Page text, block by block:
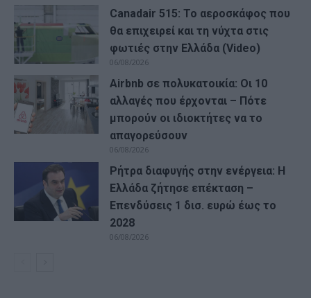
Canadair 515: Το αεροσκάφος που
θα επιχειρεί και τη νύχτα στις
φωτιές στην Ελλάδα (Video)
06/08/2026
Airbnb σε πολυκατοικία: Οι 10
αλλαγές που έρχονται – Πότε
μπορούν οι ιδιοκτήτες να το
απαγορεύσουν
06/08/2026
Ρήτρα διαφυγής στην ενέργεια: Η
Ελλάδα ζήτησε επέκταση –
Επενδύσεις 1 δισ. ευρώ έως το
2028
06/08/2026